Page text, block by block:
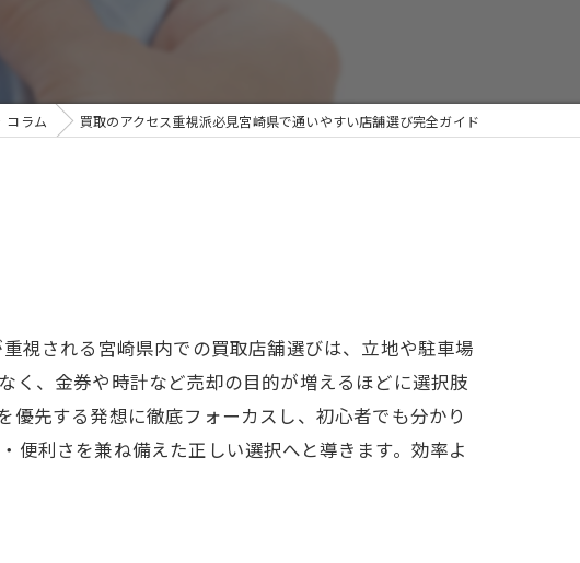
コラム 買取のアクセス重視派必見宮崎県で通いやすい店舗選び完全ガイド
視される宮崎県内での買取店舗選びは、立地や駐車場
く、金券や時計など売却の目的が増えるほどに選択肢
先する発想に徹底フォーカスし、初心者でも分かり
利さを兼ね備えた正しい選択へと導きます。効率よ